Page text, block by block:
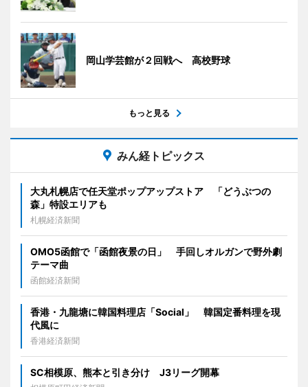
岡山学芸館が２回戦へ 高校野球
もっと見る
みん経トピックス
大丸札幌店で任天堂ポップアップストア 「どうぶつの
森」特設エリアも
札幌経済新聞
OMO5函館で「函館夜景の日」 手回しオルガンで野外劇
テーマ曲
函館経済新聞
香港・九龍塘に韓国料理店「Social」 韓国定番料理を現
代風に
香港経済新聞
SC相模原、熊本と引き分け J3リーグ開幕